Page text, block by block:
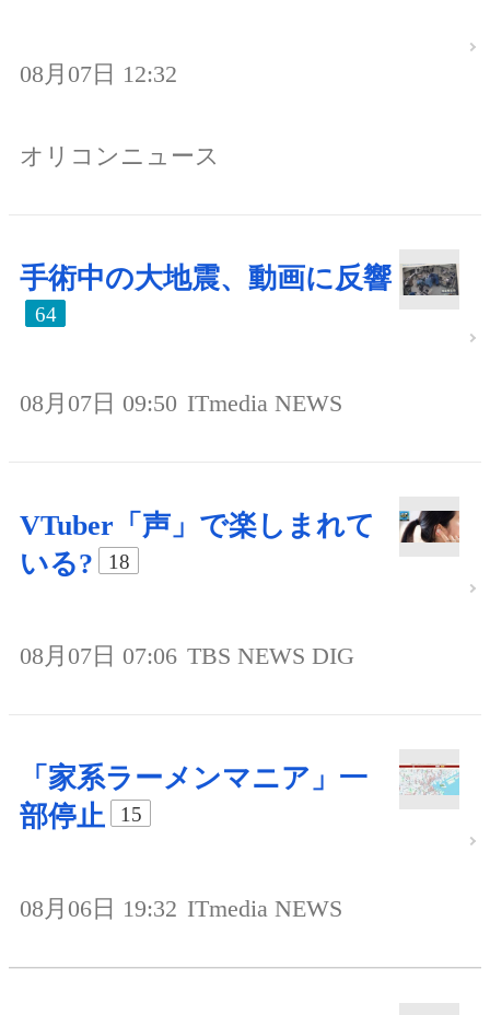
08月07日 12:32
オリコンニュース
手術中の大地震、動画に反響
64
08月07日 09:50 ITmedia NEWS
VTuber「声」で楽しまれて
いる?
18
08月07日 07:06 TBS NEWS DIG
「家系ラーメンマニア」一
部停止
15
08月06日 19:32 ITmedia NEWS